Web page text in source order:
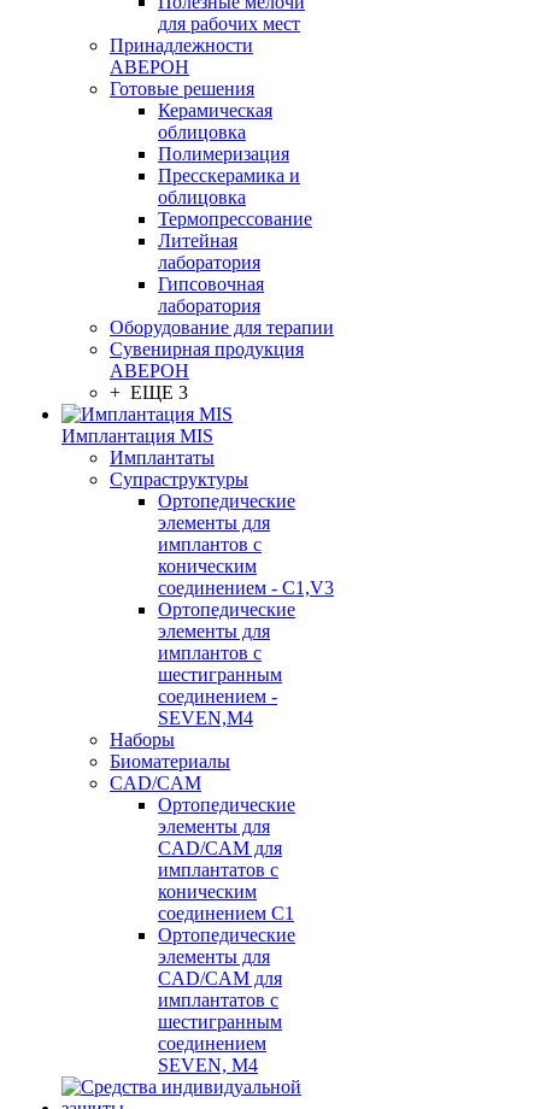
для рабочих мест
Принадлежности
АВЕРОН
Готовые решения
Керамическая
облицовка
Полимеризация
Пресскерамика и
облицовка
Термопрессование
Литейная
лаборатория
Гипсовочная
лаборатория
Оборудование для терапии
Сувенирная продукция
АВЕРОН
+ ЕЩЕ 3
Имплантация MIS
Имплантаты
Супраструктуры
Ортопедические
элементы для
имплантов с
коническим
соединением - C1,V3
Ортопедические
элементы для
имплантов с
шестигранным
соединением -
SEVEN,M4
Наборы
Биоматериалы
CAD/CAM
Ортопедические
элементы для
CAD/CAM для
имплантатов с
коническим
соединением С1
Ортопедические
элементы для
CAD/CAM для
имплантатов с
шестигранным
соединением
SEVEN, М4